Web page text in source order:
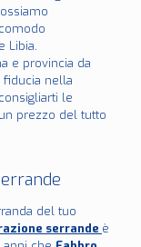
Libia.
e provincia da
nella
le
prezzo del tutto
del tuo
serrande è